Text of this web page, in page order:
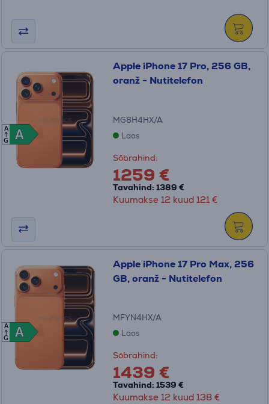
A
A
A
G
Apple iPhone 17 Pro, 256 GB,
oranž - Nutitelefon
MG8H4HX/A
Laos
Sõbrahind:
1259 €
Tavahind: 1389 €
Kuumakse 12 kuud 121 €
A
A
A
G
Apple iPhone 17 Pro Max, 256
GB, oranž - Nutitelefon
MFYN4HX/A
Laos
Sõbrahind:
1439 €
Tavahind: 1539 €
Kuumakse 12 kuud 138 €